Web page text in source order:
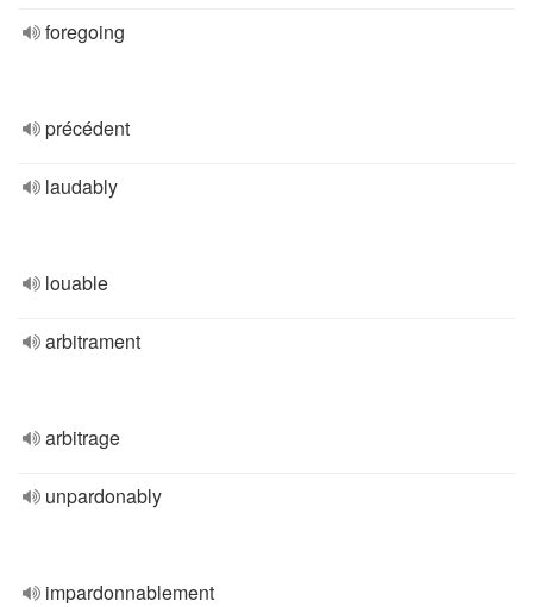
foregoing
précédent
laudably
louable
arbitrament
arbitrage
unpardonably
impardonnablement